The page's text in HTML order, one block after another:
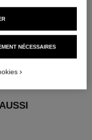
NÉCESSAIRES